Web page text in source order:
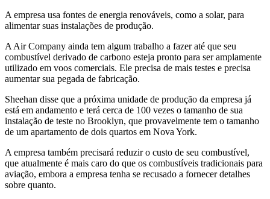
A empresa usa fontes de energia renováveis, como a solar, para
alimentar suas instalações de produção.
A Air Company ainda tem algum trabalho a fazer até que seu
combustível derivado de carbono esteja pronto para ser amplamente
utilizado em voos comerciais. Ele precisa de mais testes e precisa
aumentar sua pegada de fabricação.
Sheehan disse que a próxima unidade de produção da empresa já
está em andamento e terá cerca de 100 vezes o tamanho de sua
instalação de teste no Brooklyn, que provavelmente tem o tamanho
de um apartamento de dois quartos em Nova York.
A empresa também precisará reduzir o custo de seu combustível,
que atualmente é mais caro do que os combustíveis tradicionais para
aviação, embora a empresa tenha se recusado a fornecer detalhes
sobre quanto.